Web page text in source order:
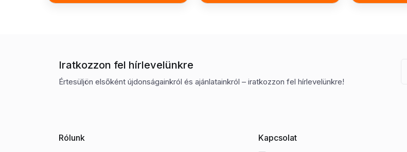
Iratkozzon fel hírlevelünkre
Értesüljön elsőként újdonságainkról és ajánlatainkról – iratkozzon fel hírlevelünkre!
Rólunk Kapcsolat